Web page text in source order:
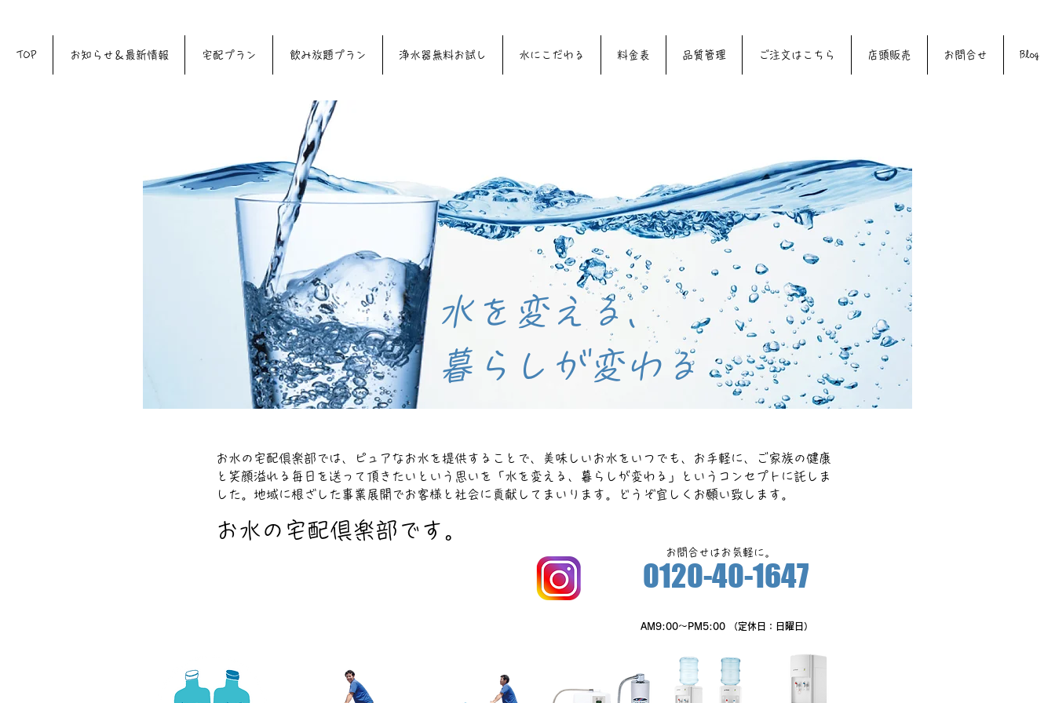
TOP お知らせ＆最新情報 宅配プラン 飲み放題プラン 浄水器無料お試し 水にこだわる 料金表 品質管理 ご注文はこちら 店頭販売 お問合せ Blog
​水を変える、
​暮らしが変わる
​お水の宅配倶楽部では、ピュアなお水を提供することで、美味しいお水をいつでも、お手軽に、ご家族の健康
と笑顔溢れる毎日を送って頂きたいという思いを「水を変える、暮らしが変わる」というコンセプトに託しま
した。地域に根ざした事業展開でお客様と社会に貢献してまいります。どうぞ宜しくお願い致します。
お水の宅配倶楽部です。
​お問合せはお気軽に。
0120-40-1647
​AM9:00～PM5:00 （定休日：日曜日）